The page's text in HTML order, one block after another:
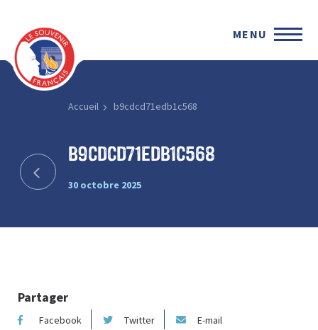
MENU
Accueil b9cdcd71edb1c568
b9cdcd71edb1c568
30 octobre 2025
Partager
Facebook Twitter E-mail